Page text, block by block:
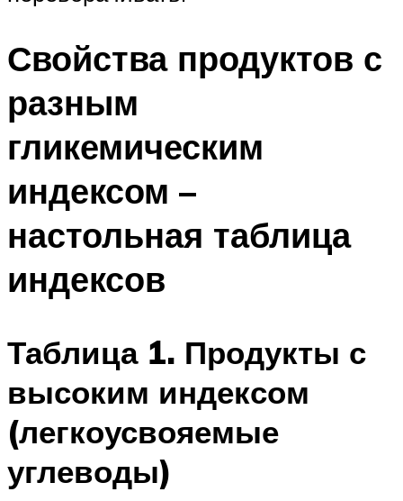
Свойства продуктов с
разным
гликемическим
индексом –
настольная таблица
индексов
Таблица 1. Продукты с
высоким индексом
(легкоусвояемые
углеводы)